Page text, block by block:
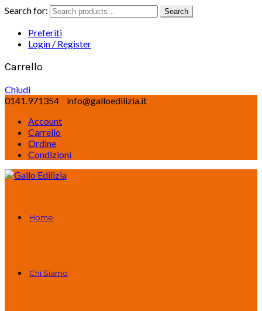
Search for: Search
Preferiti
Login / Register
Carrello
Chiudi
0141.971354
info@galloedilizia.it
Account
Carrello
Ordine
Condizioni
Home
Chi Siamo